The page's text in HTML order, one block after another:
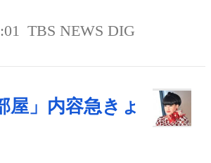
TBS NEWS DIG
屋」内容急きょ